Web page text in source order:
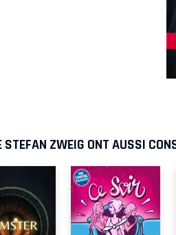
ZWEIG ONT AUSSI